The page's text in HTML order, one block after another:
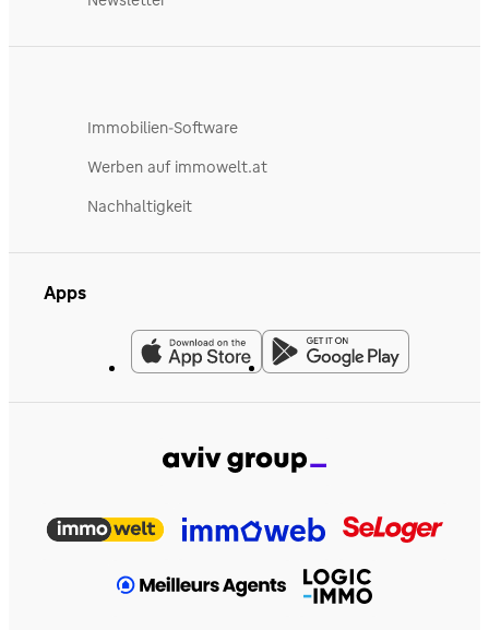
Immobilien-Software
Werben auf immowelt.at
Nachhaltigkeit
Apps